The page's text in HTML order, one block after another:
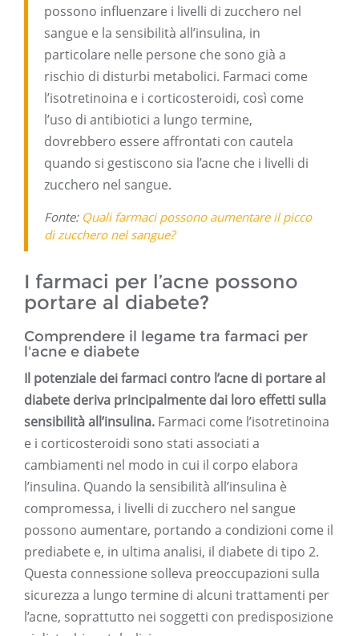
possono influenzare i livelli di zucchero nel
sangue e la sensibilità all’insulina, in
particolare nelle persone che sono già a
rischio di disturbi metabolici. Farmaci come
l’isotretinoina e i corticosteroidi, così come
l’uso di antibiotici a lungo termine,
dovrebbero essere affrontati con cautela
quando si gestiscono sia l’acne che i livelli di
zucchero nel sangue.
Fonte: Quali farmaci possono aumentare il picco
di zucchero nel sangue?
I farmaci per l’acne possono
portare al diabete?
Comprendere il legame tra farmaci per
l'acne e diabete
Il potenziale dei farmaci contro l’acne di portare al
diabete deriva principalmente dai loro effetti sulla
sensibilità all’insulina. Farmaci come l’isotretinoina
e i corticosteroidi sono stati associati a
cambiamenti nel modo in cui il corpo elabora
l’insulina. Quando la sensibilità all’insulina è
compromessa, i livelli di zucchero nel sangue
possono aumentare, portando a condizioni come il
prediabete e, in ultima analisi, il diabete di tipo 2.
Questa connessione solleva preoccupazioni sulla
sicurezza a lungo termine di alcuni trattamenti per
l’acne, soprattutto nei soggetti con predisposizione